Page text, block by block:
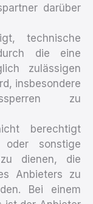
darüber
technische
die eine
zulässigen
insbesondere
zu
berechtigt
oder sonstige
dienen, die
Anbieters zu
Bei einem